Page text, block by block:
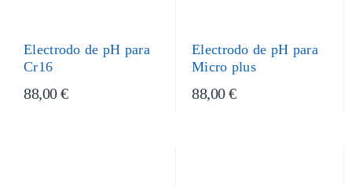
Electrodo de pH para
Cr16
88,00 €
Electrodo de pH para
Micro plus
88,00 €